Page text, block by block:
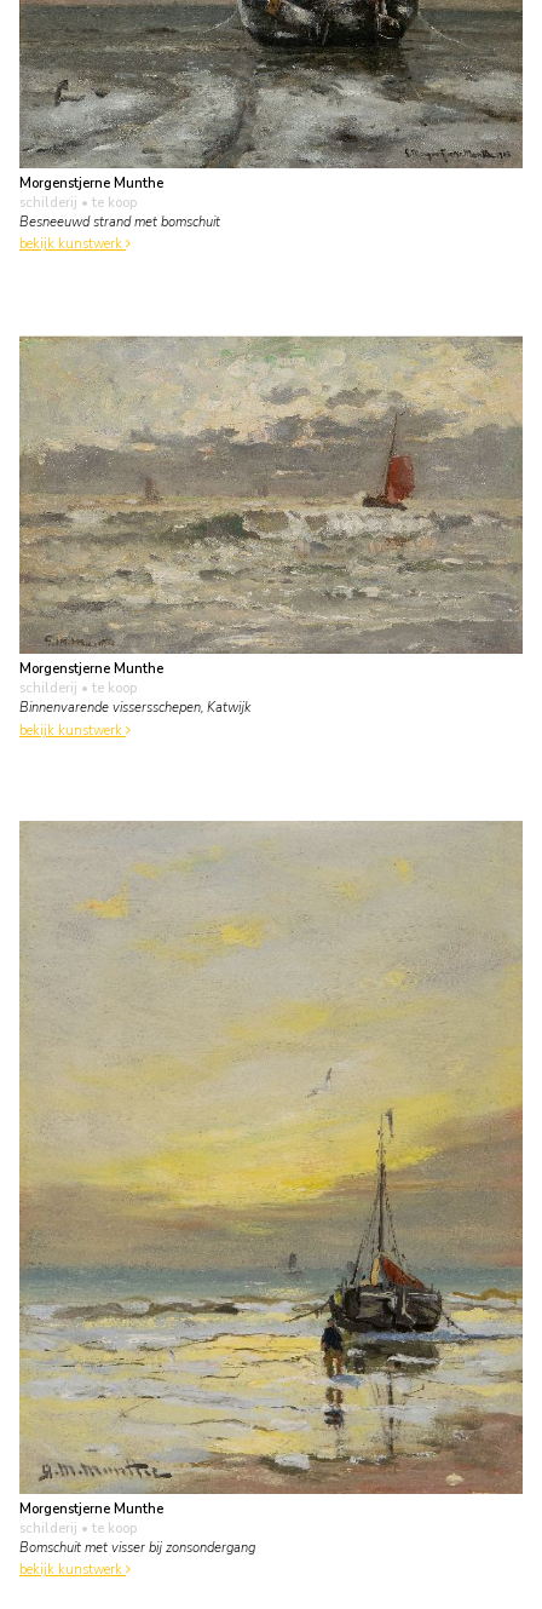
Morgenstjerne Munthe
schilderij • te koop
Besneeuwd strand met bomschuit
bekijk kunstwerk
Morgenstjerne Munthe
schilderij • te koop
Binnenvarende vissersschepen, Katwijk
bekijk kunstwerk
Morgenstjerne Munthe
schilderij • te koop
Bomschuit met visser bij zonsondergang
bekijk kunstwerk